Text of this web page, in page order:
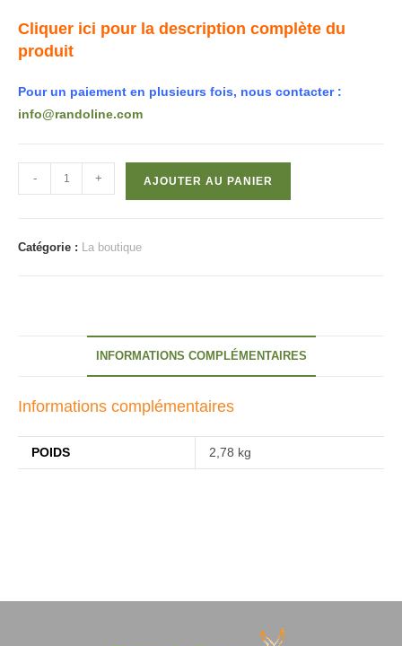
Cliquer ici pour la description complète du
produit
Pour un paiement en plusieurs fois, nous contacter :
info@randoline.com
de
- + AJOUTER AU PANIER
Catégorie : La boutique
INFORMATIONS COMPLÉMENTAIRES
Informations complémentaires
POIDS 2,78 kg